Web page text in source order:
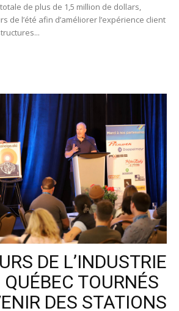
de plus de 1,5 million de dollars,
de l’été afin d’améliorer l’expérience client
DE L’INDUSTRIE
TOURNÉS
DES STATIONS